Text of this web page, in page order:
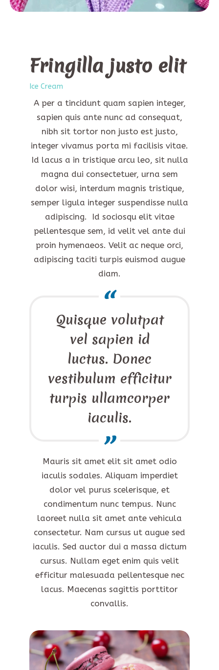
Fringilla justo elit
Ice Cream
A per a tincidunt quam sapien integer,
sapien quis ante nunc ad consequat,
nibh sit tortor non justo est justo,
integer vivamus porta mi facilisis vitae.
Id lacus a in tristique arcu leo, sit nulla
magna dui consectetuer, urna sem
dolor wisi, interdum magnis tristique,
semper ligula integer suspendisse nulla
adipiscing. Id sociosqu elit vitae
pellentesque sem, id velit vel ante dui
proin hymenaeos. Velit ac neque orci,
adipiscing taciti turpis euismod augue
diam.
Quisque volutpat
vel sapien id
luctus. Donec
vestibulum efficitur
turpis ullamcorper
iaculis.
Mauris sit amet elit sit amet odio
iaculis sodales. Aliquam imperdiet
dolor vel purus scelerisque, et
condimentum nunc tempus. Nunc
laoreet nulla sit amet ante vehicula
consectetur. Nam cursus ut augue sed
iaculis. Sed auctor dui a massa dictum
cursus. Nullam eget enim quis velit
efficitur malesuada pellentesque nec
lacus. Maecenas sagittis porttitor
convallis.